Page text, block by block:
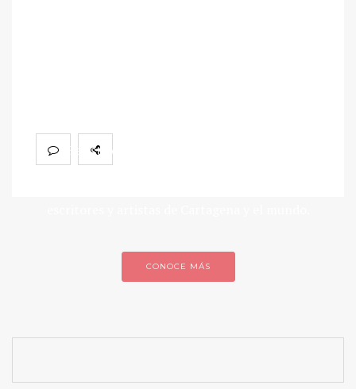
Revista cultural, popular, cartagenera,
independiente y callejera, dedicada a difundir el
CONOCE MÁS